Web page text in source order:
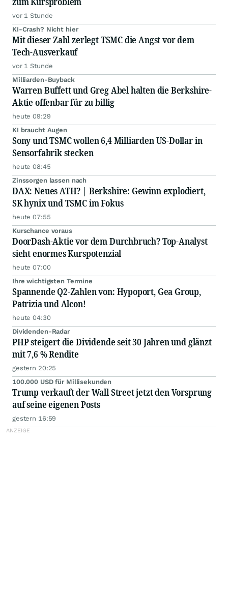
vor 1 Stunde
KI-Crash? Nicht hier
Mit dieser Zahl zerlegt TSMC die Angst vor dem
Tech-Ausverkauf
vor 1 Stunde
Milliarden-Buyback
Warren Buffett und Greg Abel halten die Berkshire-
Aktie offenbar für zu billig
heute 09:29
KI braucht Augen
Sony und TSMC wollen 6,4 Milliarden US-Dollar in
Sensorfabrik stecken
heute 08:45
Zinssorgen lassen nach
DAX: Neues ATH? | Berkshire: Gewinn explodiert,
SK hynix und TSMC im Fokus
heute 07:55
Kurschance voraus
DoorDash-Aktie vor dem Durchbruch? Top-Analyst
sieht enormes Kurspotenzial
heute 07:00
Ihre wichtigsten Termine
Spannende Q2-Zahlen von: Hypoport, Gea Group,
Patrizia und Alcon!
heute 04:30
Dividenden-Radar
PHP steigert die Dividende seit 30 Jahren und glänzt
mit 7,6 % Rendite
gestern 20:25
100.000 USD für Millisekunden
Trump verkauft der Wall Street jetzt den Vorsprung
auf seine eigenen Posts
gestern 16:59